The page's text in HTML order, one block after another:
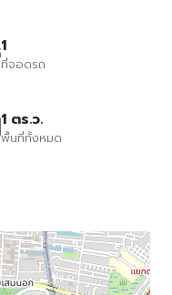
1
ที่จอดรถ
1 ตร.ว.
พื้นที่ทั้งหมด